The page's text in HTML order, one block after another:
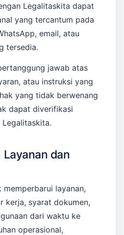
Legalitaskita dapat
yang tercantum pada
email, atau
tersedia.
jawab atas
atau instruksi yang
yang tidak berwenang
dapat diverifikasi
Legalitaskita.
Layanan dan
layanan,
kerja, syarat dokumen,
dari waktu ke
operasional,